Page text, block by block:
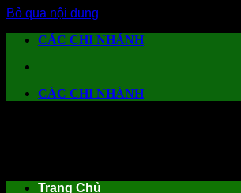
Bỏ qua nội dung
CÁC CHI NHÁNH
CÁC CHI NHÁNH
Trang Chủ